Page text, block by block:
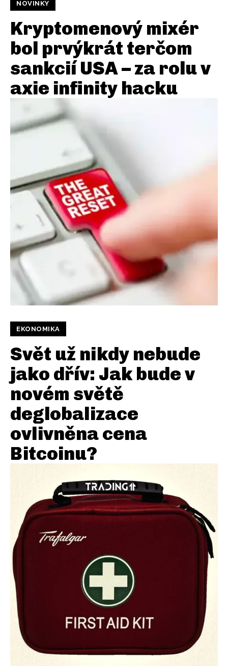
NOVINKY
Kryptomenový mixér
bol prvýkrát terčom
sankcií USA – za rolu v
axie infinity hacku
EKONOMIKA
Svět už nikdy nebude
jako dřív: Jak bude v
novém světě
deglobalizace
ovlivněna cena
Bitcoinu?